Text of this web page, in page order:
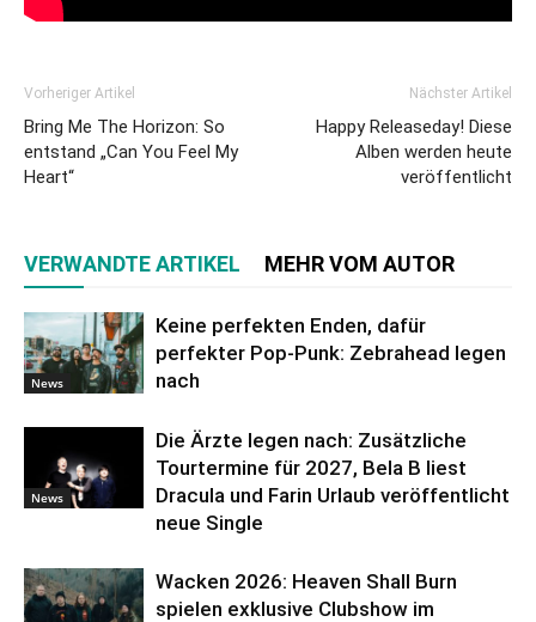
Vorheriger Artikel
Bring Me The Horizon: So
entstand „Can You Feel My
Heart“
Nächster Artikel
Happy Releaseday! Diese
Alben werden heute
veröffentlicht
VERWANDTE ARTIKEL MEHR VOM AUTOR
News
Keine perfekten Enden, dafür
perfekter Pop-Punk: Zebrahead legen
nach
News
Die Ärzte legen nach: Zusätzliche
Tourtermine für 2027, Bela B liest
Dracula und Farin Urlaub veröffentlicht
neue Single
Wacken 2026: Heaven Shall Burn
spielen exklusive Clubshow im